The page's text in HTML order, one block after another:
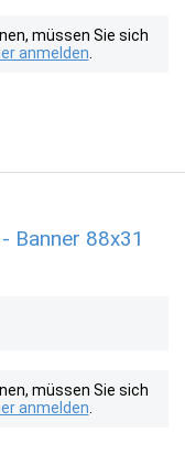
müssen Sie sich
anmelden
Banner 88x31
müssen Sie sich
anmelden